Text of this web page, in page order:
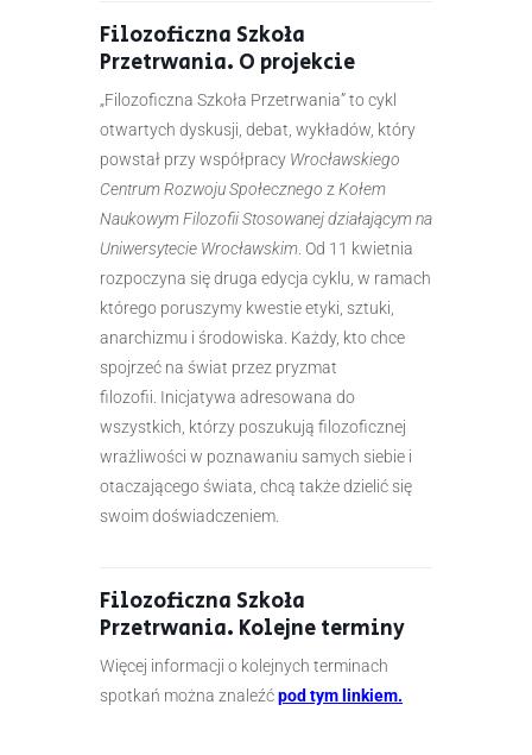
Filozoficzna Szkoła
Przetrwania. O projekcie
„Filozoficzna Szkoła Przetrwania” to cykl
otwartych dyskusji, debat, wykładów, który
powstał przy współpracy Wrocławskiego
Centrum Rozwoju Społecznego z Kołem
Naukowym Filozofii Stosowanej działającym na
Uniwersytecie Wrocławskim . Od 11 kwietnia
rozpoczyna się druga edycja cyklu, w ramach
którego poruszymy kwestie etyki, sztuki,
anarchizmu i środowiska. Każdy, kto chce
spojrzeć na świat przez pryzmat
filozofii. Inicjatywa adresowana do
wszystkich, którzy poszukują filozoficznej
wrażliwości w poznawaniu samych siebie i
otaczającego świata, chcą także dzielić się
swoim doświadczeniem.
Filozoficzna Szkoła
Przetrwania. Kolejne terminy
Więcej informacji o kolejnych terminach
spotkań można znaleźćpod tym linkiem.